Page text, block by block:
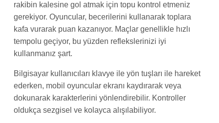
rakibin kalesine gol atmak için topu kontrol etmeniz
gerekiyor. Oyuncular, becerilerini kullanarak toplara
kafa vurarak puan kazanıyor. Maçlar genellikle hızlı
tempolu geçiyor, bu yüzden reflekslerinizi iyi
kullanmanız şart.
Bilgisayar kullanıcıları klavye ile yön tuşları ile hareket
ederken, mobil oyuncular ekranı kaydırarak veya
dokunarak karakterlerini yönlendirebilir. Kontroller
oldukça sezgisel ve kolayca alışılabiliyor.